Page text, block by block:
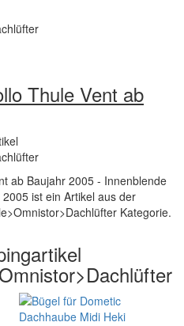
Thule Vent ab
ab Baujahr 2005 - Innenblende
ist ein Artikel aus der
Kategorie.